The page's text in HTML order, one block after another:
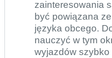
zainteresowania
być powiązana
języka obcego.
nauczyć w tym
wyjazdów